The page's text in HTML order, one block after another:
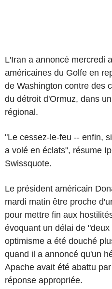
L'Iran a annoncé mercredi
américaines du Golfe en
de Washington contre des
du détroit d'Ormuz, dans
régional.
"Le cessez-le-feu -- enfin,
a volé en éclats", résume
Swissquote.
Le président américain
mardi matin être proche
pour mettre fin aux
évoquant un délai de
optimisme a été douché
quand il a annoncé qu'un
Apache avait été abattu
réponse appropriée.